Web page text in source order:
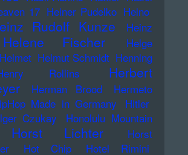
17 Heiner Pudelko Heino
Rudolf Kunze
Heinz
Helene Fischer
Helge
Helmet Helmut Schmidt Henning
Rollins
Herbert
Herman Brood
Hermeto
Made in Germany
Hitler
Czukay
Honolulu Mountain
Horst Lichter
Horst
Hot Chip Hotel Rimini